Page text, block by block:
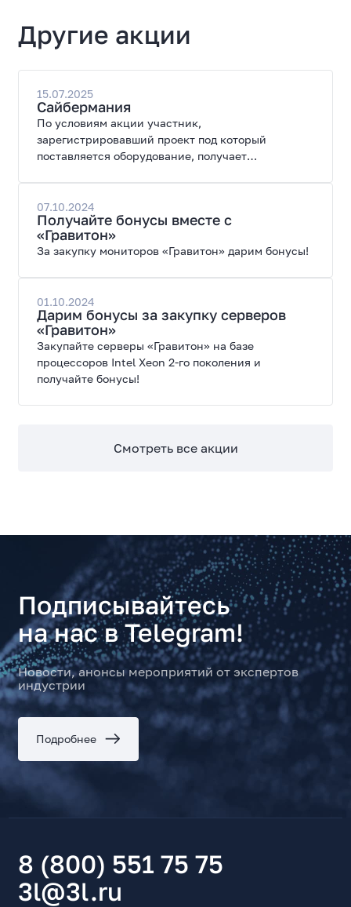
Другие акции
15.07.2025
Сайбермания
По условиям акции участник,
зарегистрировавший проект под который
поставляется оборудование, получает
07.10.2024
Получайте бонусы вместе с
«Гравитон»
За закупку мониторов «Гравитон» дарим бонусы!
01.10.2024
Дарим бонусы за закупку серверов
«Гравитон»
Закупайте серверы «Гравитон» на базе
процессоров Intel Xeon 2-го поколения и
получайте бонусы!
Смотреть все акции
Подписывайтесь
на нас в Telegram!
Новости, анонсы мероприятий от экспертов
индустрии
Подробнее
8 (800) 551 75 75
3l@3l.ru